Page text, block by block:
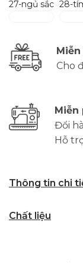
27-ngủ sắc 28-
Cho
Miễn
Đổi
Hỗ
Thông tin chi
Chất liệu